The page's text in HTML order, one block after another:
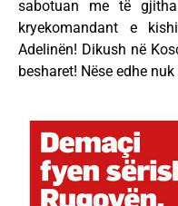
sabotuan me të
kryekomandant e
Adelinën! Dikush në
besharet! Nëse edhe